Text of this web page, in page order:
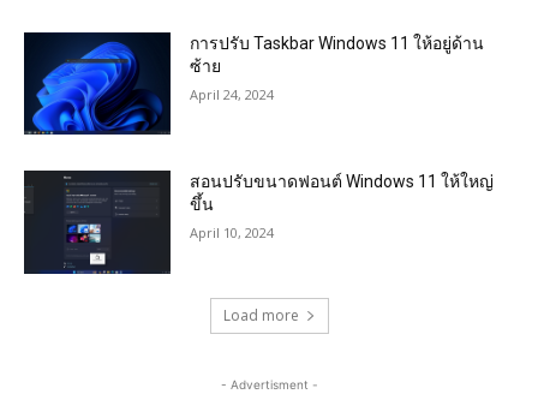
การปรับ Taskbar Windows 11 ให้อยู่ด้าน
ซ้าย
April 24, 2024
สอนปรับขนาดฟอนต์ Windows 11 ให้ใหญ่
ขึ้น
April 10, 2024
Load more
- Advertisment -